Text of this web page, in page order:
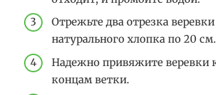
Отрежьте два отрезка
натурального хлопка по 20 см.
Надежно привяжите веревки
концам ветки.